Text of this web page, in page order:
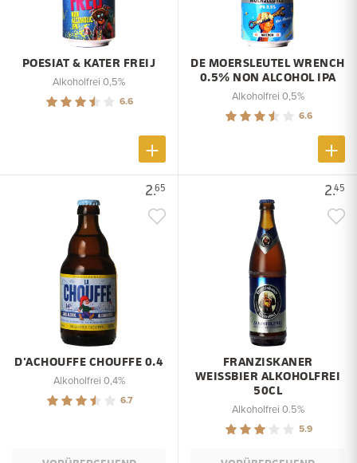
POESIAT & KATER FREIJ
Alkoholfrei 0,5%
6.6
DE MOERSLEUTEL WRENCH
0.5% NON ALCOHOL IPA
Alkoholfrei 0,5%
6.6
2.65
D'ACHOUFFE CHOUFFE 0.4
Alkoholfrei 0,4%
6.7
2.45
FRANZISKANER
WEISSBIER ALKOHOLFREI
50CL
Alkoholfrei 0.5%
5.9